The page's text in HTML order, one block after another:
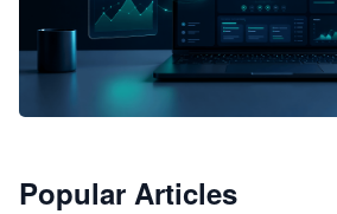
JimoClaw 桌面 AI Agent 工作台
Popular Articles